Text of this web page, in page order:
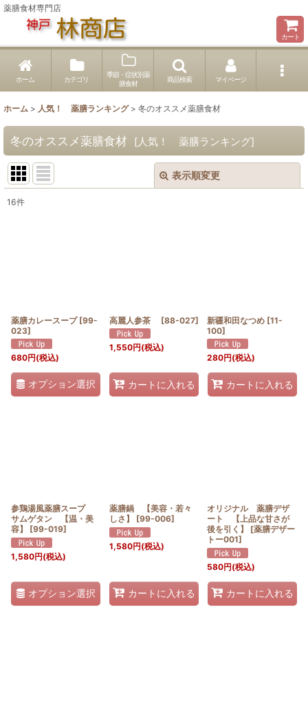
薬膳食材専門店
カート
ホーム カテゴリ
季節・症状別薬
膳食材
商品検索 マイページ
ホーム > 人気！ 薬膳ランキング > 冬のオススメ薬膳食材
冬のオススメ薬膳食材 [人気！ 薬膳ランキング]
表示順変更
16件
薬膳カレースープ [99-
023]
680円(税込)
オプション選択
高麗人参茶 [88-027]
1,550円(税込)
カートに入れる
新疆和田なつめ [11-
100]
280円(税込)
カートに入れる
参鶏湯風薬膳スープ
サムゲタン 【温・美
容】
[99-019]
1,580円(税込)
オプション選択
薬膳鍋 【美容・若々
しさ】
[99-006]
1,580円(税込)
カートに入れる
オリジナル 薬膳デザ
ート 【上品な甘さが
後を引く】
[薬膳デザー
トー001]
580円(税込)
カートに入れる